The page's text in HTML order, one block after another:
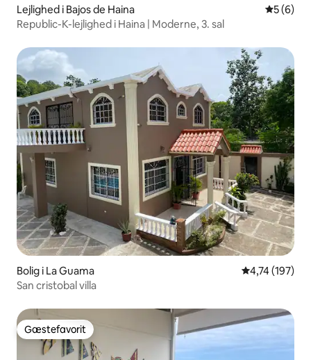
Lejlighed i Bajos de Haina 5 ud af 5
5 (6)
Republic-K-lejlighed i Haina | Moderne, 3. sal
Bolig i La Guama 4,74 ud af 5 i
4,74 (197)
San cristobal villa
Gæstefavorit
Gæstefavorit